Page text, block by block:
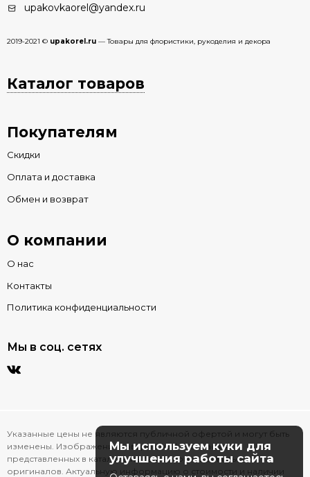
upakovkaorel@yandex.ru
2019-2021 © upakorel.ru — Товары для флористики, рукоделия и декора
Каталог товаров
Покупателям
Скидки
Оплата и доставка
Обмен и возврат
О компании
О нас
Контакты
Политика конфиденциальности
Мы в соц. сетях
Указанные цены не являются публичной офертой и могут быть
изменены. Изображения товаров на фотографиях,
представленных в каталоге на сайте, могут отличаться от
оригиналов. Актуальную информацию о стоимости и наличии
Мы используем куки для
улучшения работы сайта